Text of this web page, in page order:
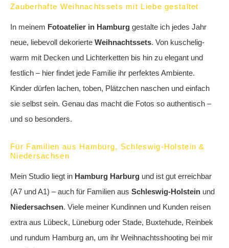
Zauberhafte Weihnachtssets mit Liebe gestaltet
In meinem Fotoatelier in Hamburg gestalte ich jedes Jahr
neue, liebevoll dekorierte Weihnachtssets. Von kuschelig-
warm mit Decken und Lichterketten bis hin zu elegant und
festlich – hier findet jede Familie ihr perfektes Ambiente.
Kinder dürfen lachen, toben, Plätzchen naschen und einfach
sie selbst sein. Genau das macht die Fotos so authentisch –
und so besonders.
Für Familien aus Hamburg, Schleswig-Holstein &
Niedersachsen
Mein Studio liegt in Hamburg Harburg und ist gut erreichbar
(A7 und A1) – auch für Familien aus Schleswig-Holstein und
Niedersachsen. Viele meiner Kundinnen und Kunden reisen
extra aus Lübeck, Lüneburg oder Stade, Buxtehude, Reinbek
und rundum Hamburg an, um ihr Weihnachtsshooting bei mir